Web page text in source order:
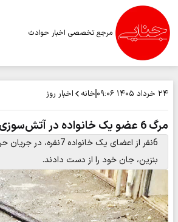
مرجع تخصصی اخبار حوادث
۲۴ خرداد ۱۴۰۵ ۰۹:۰۶ خانه اخبار روز
مرگ 6 عضو یک خانواده در آتش‌سوزی دپوی بنزین
6نفر از اعضای یک خانواده
بنزین، جان خود را از دست دادند.